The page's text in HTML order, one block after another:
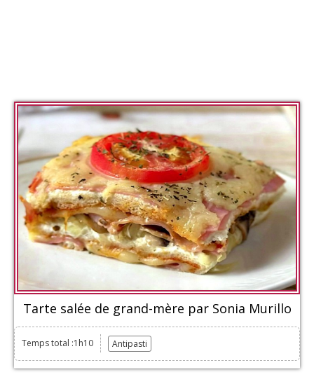
Tarte salée de grand-mère par Sonia Murillo
Temps total :1h10 Antipasti